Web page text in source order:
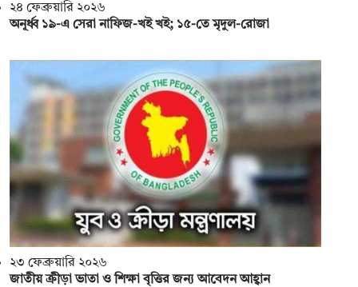
২৪ ফেব্রুয়ারি ২০২৬
অনূর্ধ্ব ১৯-এ সেরা নাফিজ-খই খই; ১৫-তে মৃদুল-রোজা
২৩ ফেব্রুয়ারি ২০২৬
জাতীয় ক্রীড়া ভাতা ও শিক্ষা বৃত্তির জন্য আবেদন আহ্বান